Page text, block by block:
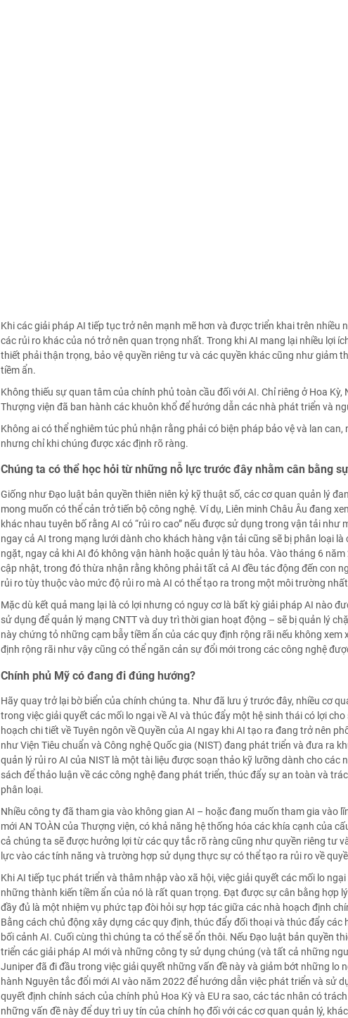
Khi các giải pháp AI tiếp tục trở nên mạnh mẽ hơn và được triển khai trên nhiều
các rủi ro khác của nó trở nên quan trọng nhất. Trong khi AI mang lại nhiều lợi
thiết phải thận trọng, bảo vệ quyền riêng tư và các quyền khác cũng như giảm
tiềm ẩn.
Không thiếu sự quan tâm của chính phủ toàn cầu đối với AI. Chỉ riêng ở Hoa Kỳ,
Thượng viện đã ban hành các khuôn khổ để hướng dẫn các nhà phát triển và
Không ai có thể nghiêm túc phủ nhận rằng phải có biện pháp bảo vệ và lan
nhưng chỉ khi chúng được xác định rõ ràng.
Chúng ta có thể học hỏi từ những nỗ lực trước đây nhằm cân bằng
Giống như Đạo luật bản quyền thiên niên kỷ kỹ thuật số, các cơ quan quản lý
mong muốn có thể cản trở tiến bộ công nghệ. Ví dụ, Liên minh Châu Âu đang
khác nhau tuyên bố rằng AI có “rủi ro cao” nếu được sử dụng trong vận tải
ngay cả AI trong mạng lưới dành cho khách hàng vận tải cũng sẽ bị phân loại
ngặt, ngay cả khi AI đó không vận hành hoặc quản lý tàu hỏa. Vào tháng 6
cập nhật, trong đó thừa nhận rằng không phải tất cả AI đều tác động đến con
rủi ro tùy thuộc vào mức độ rủi ro mà AI có thể tạo ra trong một môi trường
Mặc dù kết quả mang lại là có lợi nhưng có nguy cơ là bất kỳ giải pháp AI nào
sử dụng để quản lý mạng CNTT và duy trì thời gian hoạt động – sẽ bị quản lý
này chứng tỏ những cạm bẫy tiềm ẩn của các quy định rộng rãi nếu không
định rộng rãi như vậy cũng có thể ngăn cản sự đổi mới trong các công nghệ
Chính phủ Mỹ có đang đi đúng hướng?
Hãy quay trở lại bờ biển của chính chúng ta. Như đã lưu ý trước đây, nhiều cơ
trong việc giải quyết các mối lo ngại về AI và thúc đẩy một hệ sinh thái có lợi
hoạch chi tiết về Tuyên ngôn về Quyền của AI ngay khi AI tạo ra đang trở nên
như Viện Tiêu chuẩn và Công nghệ Quốc gia (NIST) đang phát triển và đưa ra
quản lý rủi ro AI của NIST là một tài liệu được soạn thảo kỹ lưỡng dành cho
sách để thảo luận về các công nghệ đang phát triển, thúc đẩy sự an toàn và
phân loại.
Nhiều công ty đã tham gia vào không gian AI – hoặc đang muốn tham gia vào
mới AN TOÀN của Thượng viện, có khả năng hệ thống hóa các khía cạnh của
cả chúng ta sẽ được hưởng lợi từ các quy tắc rõ ràng cũng như quyền riêng tư
lực vào các tính năng và trường hợp sử dụng thực sự có thể tạo ra rủi ro về
Khi AI tiếp tục phát triển và thâm nhập vào xã hội, việc giải quyết các mối lo
những thành kiến tiềm ẩn của nó là rất quan trọng. Đạt được sự cân bằng hợp
đầy đủ là một nhiệm vụ phức tạp đòi hỏi sự hợp tác giữa các nhà hoạch định
Bằng cách chủ động xây dựng các quy định, thúc đẩy đối thoại và thúc đẩy
bối cảnh AI. Cuối cùng thì chúng ta có thể sẽ ổn thôi. Nếu Đạo luật bản quyền
triển các giải pháp AI mới và những công ty sử dụng chúng (và tất cả những
Juniper đã đi đầu trong việc giải quyết những vấn đề này và giảm bớt những lo
hành Nguyên tắc đổi mới AI vào năm 2022 để hướng dẫn việc phát triển và sử
quyết định chính sách của chính phủ Hoa Kỳ và EU ra sao, các tác nhân có
những vấn đề này để duy trì uy tín của chính họ đối với các cơ quan quản lý,